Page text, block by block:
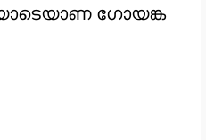
ഗോയങ്ക